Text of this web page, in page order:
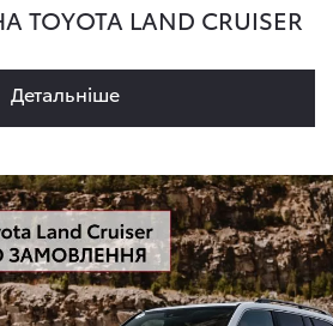
LAND CRUISER
Детальнiше